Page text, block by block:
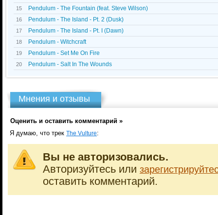
15 Pendulum - The Fountain (feat. Steve Wilson)
16 Pendulum - The Island - Pt. 2 (Dusk)
17 Pendulum - The Island - Pt. I (Dawn)
18 Pendulum - Witchcraft
19 Pendulum - Set Me On Fire
20 Pendulum - Salt In The Wounds
Мнения и отзывы
Оценить и оставить комментарий »
Я думаю, что трек The Vulture:
Вы не авторизовались.
Авторизуйтесь или
оставить комментарий.